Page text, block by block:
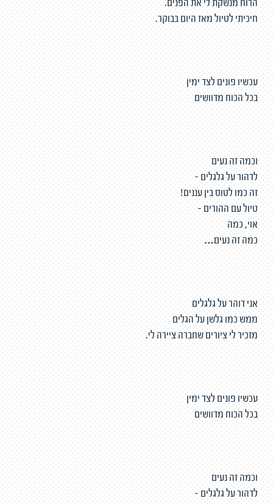
הרוח מנשקת לי את הפנים.
חיכיתי לטיול מאז היום בבוקר.
עכשיו פונים לצד ימין
בכל הכוח מדוושים
וכמה זה נעים
לדהור על גלגלים -
זה כמו לטוס בין עננים!
טיול עם ההורים -
אוי, כמה
כמה זה נעים…
אני דוהר על גלגלים
ממש כמו גלשן על הגלים
מזכיר לי ציורים שחברה ציירה לי.
עכשיו פונים לצד ימין
בכל הכוח מדוושים
וכמה זה נעים
לדהור על גלגלים -